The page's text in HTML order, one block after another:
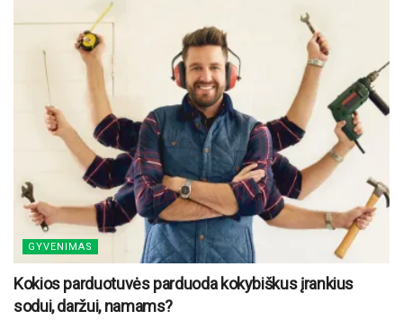
GYVENIMAS
Kokios parduotuvės parduoda kokybiškus įrankius
sodui, daržui, namams?